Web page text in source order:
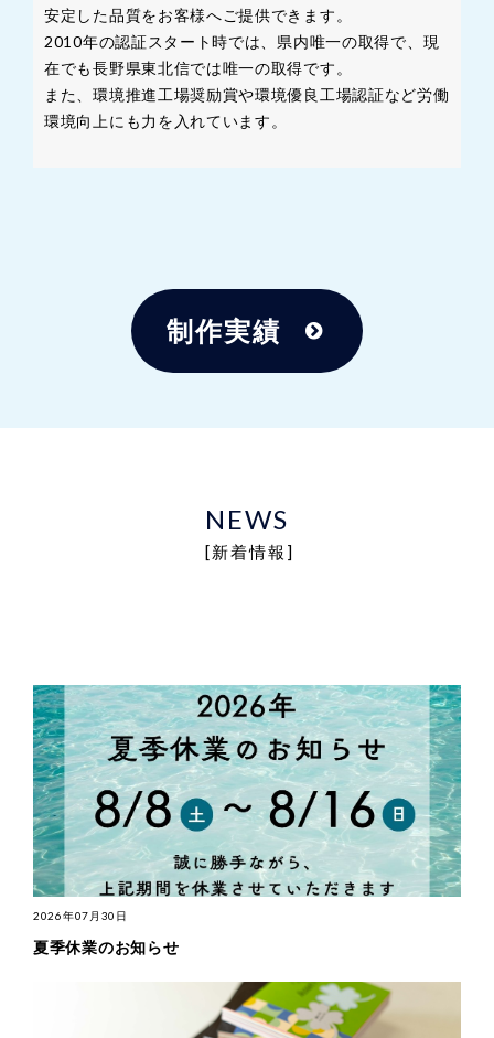
安定した品質をお客様へご提供できます。
2010年の認証スタート時では、県内唯一の取得で、現
在でも長野県東北信では唯一の取得です。
また、環境推進工場奨励賞や環境優良工場認証など労働
環境向上にも力を入れています。
制作実績
NEWS
[新着情報]
2026年07月30日
夏季休業のお知らせ